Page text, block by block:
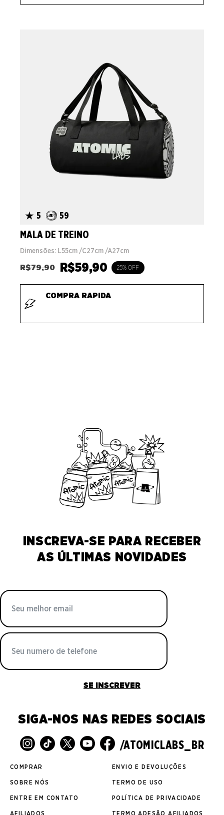
5 59
MALA DE TREINO
Dimensões: L55cm /C27cm /A27cm
R$79,90 R$59,90 25% OFF
COMPRA RAPIDA
INSCREVA-SE PARA RECEBER
AS ÚLTIMAS NOVIDADES
SE INSCREVER
SIGA-NOS NAS REDES SOCIAIS
/ATOMICLABS_BR
COMPRAR
SOBRE NÓS
ENTRE EM CONTATO
AFILIADOS
ENVIO E DEVOLUÇÕES
TERMO DE USO
POLÍTICA DE PRIVACIDADE
TERMO ADESÃO AFILIADOS